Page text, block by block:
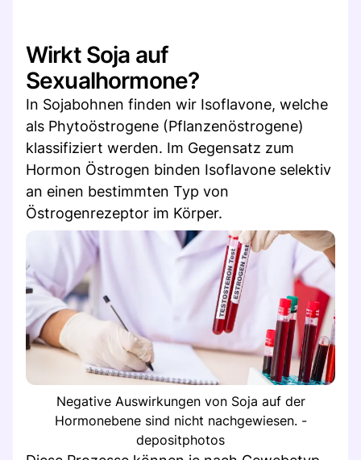
Wirkt Soja auf
Sexualhormone?
In Sojabohnen finden wir Isoflavone, welche
als Phytoöstrogene (Pflanzenöstrogene)
klassifiziert werden. Im Gegensatz zum
Hormon Östrogen binden Isoflavone selektiv
an einen bestimmten Typ von
Östrogenrezeptor im Körper.
Negative Auswirkungen von Soja auf der
Hormonebene sind nicht nachgewiesen. -
depositphotos